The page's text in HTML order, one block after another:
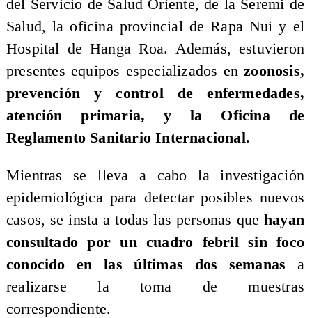
del Servicio de Salud Oriente, de la Seremi de
Salud, la oficina provincial de Rapa Nui y el
Hospital de Hanga Roa. Además, estuvieron
presentes equipos especializados en zoonosis,
prevención y control de enfermedades,
atención primaria, y la Oficina de
Reglamento Sanitario Internacional.
​Mientras se lleva a cabo la investigación
epidemiológica para detectar posibles nuevos
casos, se insta a todas las personas quehayan
consultado por un cuadro febril sin foco
conocido en las últimas dos semanas a
realizarse la toma de muestras
correspondiente.